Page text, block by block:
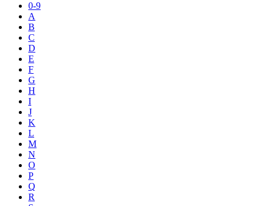
0-9
A
B
C
D
E
F
G
H
I
J
K
L
M
N
O
P
Q
R